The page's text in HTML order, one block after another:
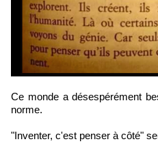
Ce monde a désespérément besoin de gens "rebelles" :) hors
norme.
"Inventer, c'est penser à côté"